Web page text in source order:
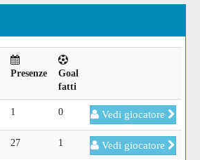
Presenze
Goal
fatti
1 0 Vedi giocatore
27 1 Vedi giocatore